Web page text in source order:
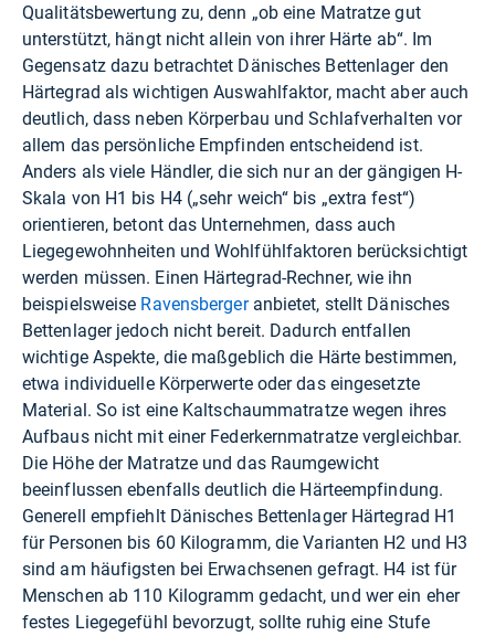
Qualitätsbewertung zu, denn „ob eine Matratze gut
unterstützt, hängt nicht allein von ihrer Härte ab“. Im
Gegensatz dazu betrachtet Dänisches Bettenlager den
Härtegrad als wichtigen Auswahlfaktor, macht aber auch
deutlich, dass neben Körperbau und Schlafverhalten vor
allem das persönliche Empfinden entscheidend ist.
Anders als viele Händler, die sich nur an der gängigen H-
Skala von H1 bis H4 („sehr weich“ bis „extra fest“)
orientieren, betont das Unternehmen, dass auch
Liegegewohnheiten und Wohlfühlfaktoren berücksichtigt
werden müssen. Einen Härtegrad-Rechner, wie ihn
beispielsweise Ravensbergeranbietet, stellt Dänisches
Bettenlager jedoch nicht bereit. Dadurch entfallen
wichtige Aspekte, die maßgeblich die Härte bestimmen,
etwa individuelle Körperwerte oder das eingesetzte
Material. So ist eine Kaltschaummatratze wegen ihres
Aufbaus nicht mit einer Federkernmatratze vergleichbar.
Die Höhe der Matratze und das Raumgewicht
beeinflussen ebenfalls deutlich die Härteempfindung.
Generell empfiehlt Dänisches Bettenlager Härtegrad H1
für Personen bis 60 Kilogramm, die Varianten H2 und H3
sind am häufigsten bei Erwachsenen gefragt. H4 ist für
Menschen ab 110 Kilogramm gedacht, und wer ein eher
festes Liegegefühl bevorzugt, sollte ruhig eine Stufe